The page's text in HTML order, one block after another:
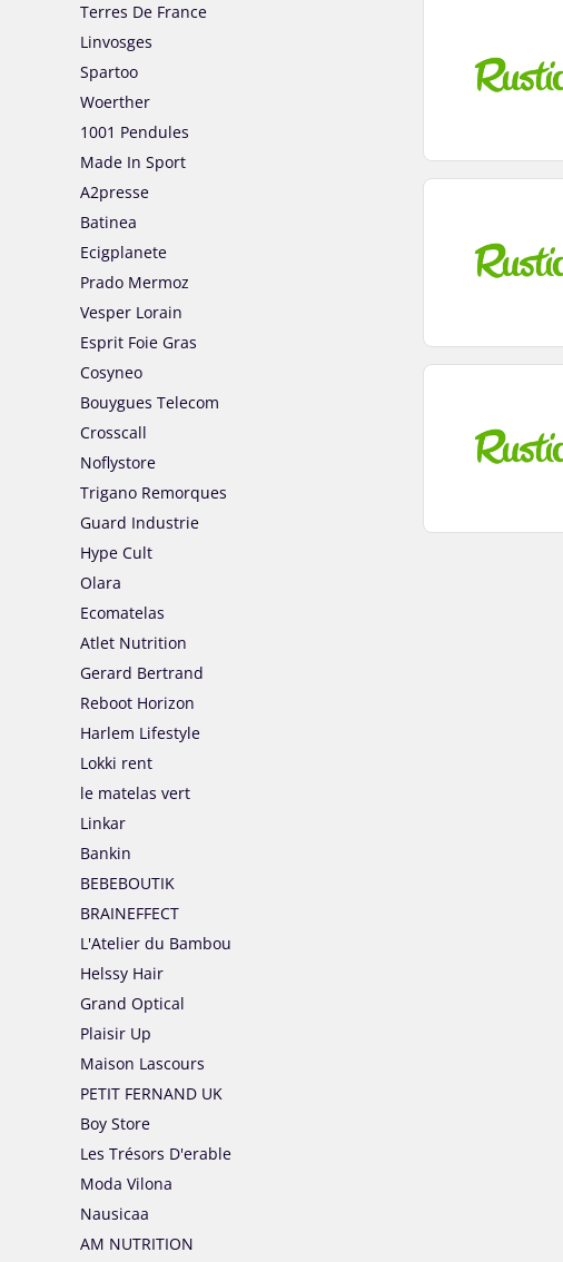
Terres De France
Linvosges
Spartoo
Woerther
1001 Pendules
Made In Sport
A2presse
Batinea
Ecigplanete
Prado Mermoz
Vesper Lorain
Esprit Foie Gras
Cosyneo
Bouygues Telecom
Crosscall
Noflystore
Trigano Remorques
Guard Industrie
Hype Cult
Olara
Ecomatelas
Atlet Nutrition
Gerard Bertrand
Reboot Horizon
Harlem Lifestyle
Lokki rent
le matelas vert
Linkar
Bankin
BEBEBOUTIK
BRAINEFFECT
L'Atelier du Bambou
Helssy Hair
Grand Optical
Plaisir Up
Maison Lascours
PETIT FERNAND UK
Boy Store
Les Trésors D'erable
Moda Vilona
Nausicaa
AM NUTRITION